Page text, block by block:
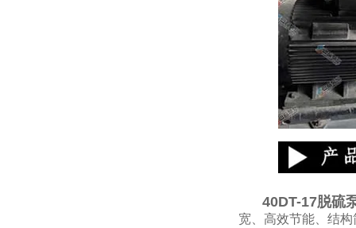
40DT-17脱硫
宽、高效节能、结